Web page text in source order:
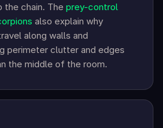
the chain. The prey-control
also explain why
along walls and
perimeter clutter and edges
the middle of the room.